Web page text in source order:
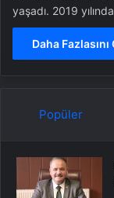
yaşadı. 2019
Daha Fazlasını
Popüler